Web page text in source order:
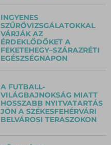
INGYENES
SZŰRŐVIZSGÁLATOKKAL
VÁRJÁK AZ
ÉRDEKLŐDŐKET A
FEKETEHEGY–SZÁRAZRÉTI
EGÉSZSÉGNAPON
A FUTBALL-
VILÁGBAJNOKSÁG MIATT
HOSSZABB NYITVATARTÁS
JÖN A SZÉKESFEHÉRVÁRI
BELVÁROSI TERASZOKON